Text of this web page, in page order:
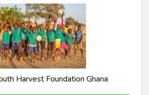
Harvest Foundation Ghana